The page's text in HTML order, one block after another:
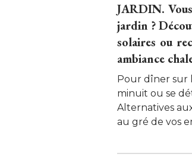
JARDIN.
jardin ?
solaires ou
ambiance
Pour dîner sur
minuit ou se
Alternatives
au gré de vos